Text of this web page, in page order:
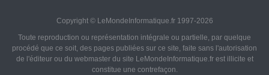
Copyright © LeMondeInformatique.fr 1997-2026
Toute reproduction ou représentation intégrale ou partielle, par quelque
procédé que ce soit, des pages publiées sur ce site, faite sans l'autorisation
de l'éditeur ou du webmaster du site LeMondeInformatique.fr est illicite et
constitue une contrefaçon.